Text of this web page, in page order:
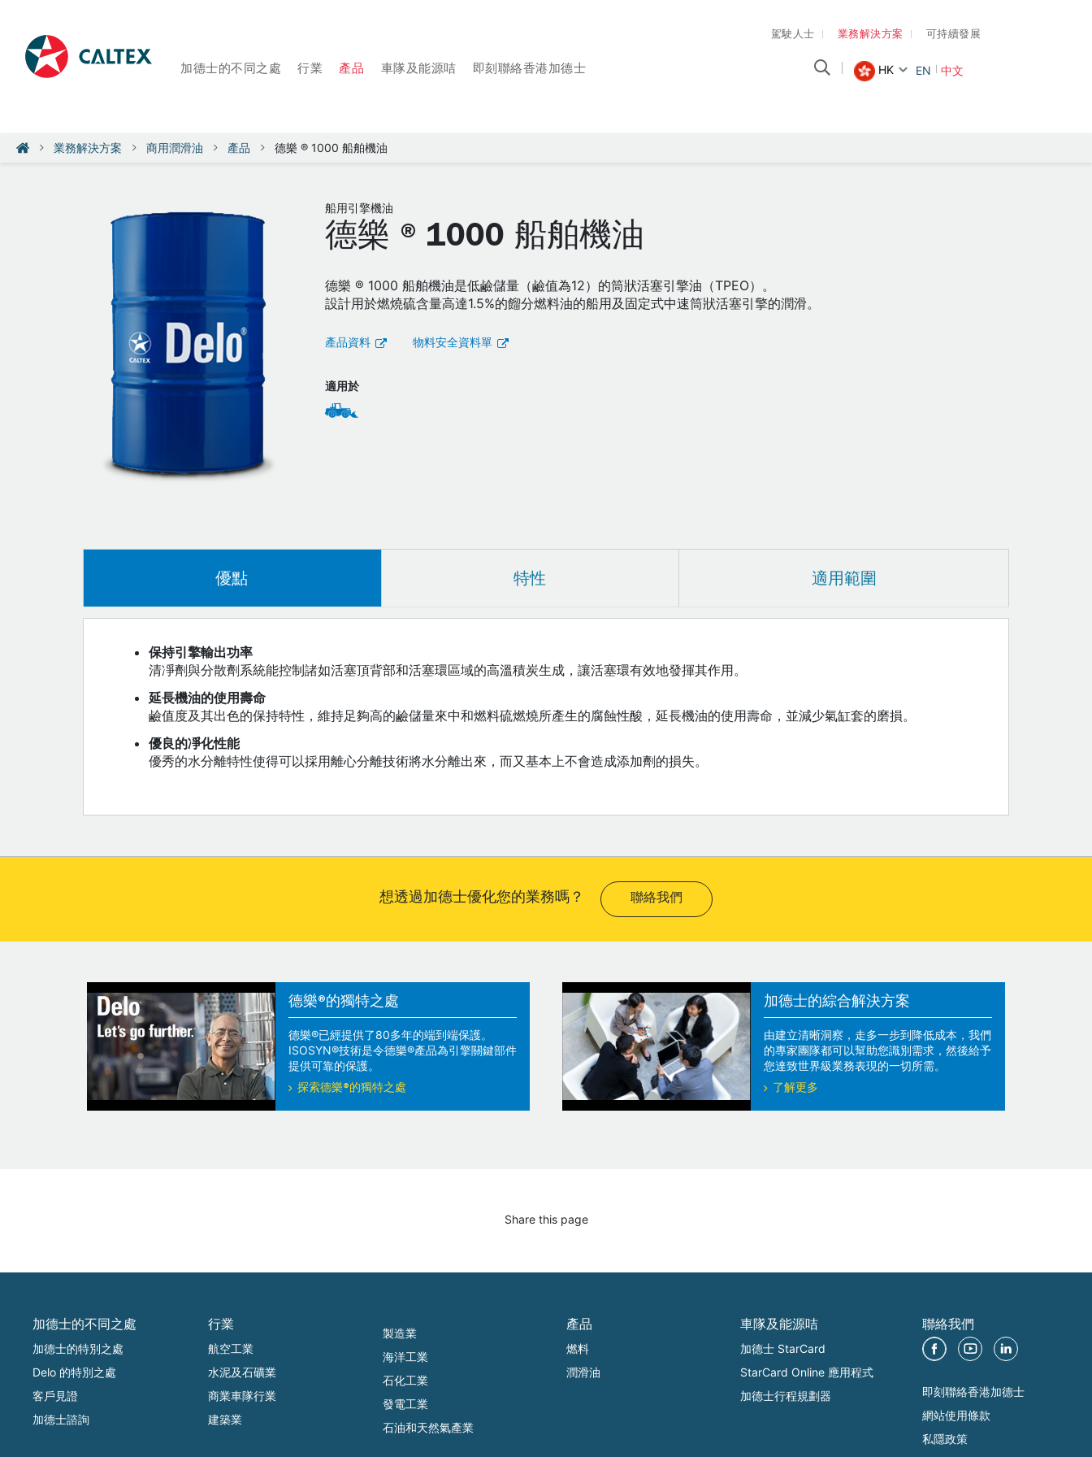
駕駛人士 業務解決方案 可持續發展
加德士的不同之處 行業 產品 車隊及能源咭 即刻聯絡香港加德士 HK EN 中文
業務解決方案 商用潤滑油 產品 德樂 ® 1000 船舶機油
船用引擎機油
德樂 ® 1000 船舶機油
德樂 ® 1000 船舶機油是低鹼儲量（鹼值為12）的筒狀活塞引擎油（TPEO）。
設計用於燃燒硫含量高達1.5%的餾分燃料油的船用及固定式中速筒狀活塞引擎的潤滑。
產品資料 物料安全資料單
適用於
優點 特性 適用範圍
保持引擎輸出功率
清凈劑與分散劑系統能控制諸如活塞頂背部和活塞環區域的高溫積炭生成，讓活塞環有效地發揮其作用。
延長機油的使用壽命
鹼值度及其出色的保持特性，維持足夠高的鹼儲量來中和燃料硫燃燒所產生的腐蝕性酸，延長機油的使用壽命，並減少氣缸套的磨損。
優良的凈化性能
優秀的水分離特性使得可以採用離心分離技術將水分離出來，而又基本上不會造成添加劑的損失。
想透過加德士優化您的業務嗎？ 聯絡我們
德樂®的獨特之處
德樂®已經提供了80多年的端到端保護。
ISOSYN®技術是令德樂®產品為引擎關鍵部件
提供可靠的保護。
探索德樂®的獨特之處
加德士的綜合解決方案
由建立清晰洞察，走多一步到降低成本，我們
的專家團隊都可以幫助您識別需求，然後給予
您達致世界級業務表現的一切所需。
了解更多
Share this page
加德士的不同之處
加德士的特別之處
Delo 的特別之處
客戶見證
加德士諮詢
行業
航空工業
水泥及石礦業
商業車隊行業
建築業
製造業
海洋工業
石化工業
發電工業
石油和天然氣產業
產品
燃料
潤滑油
車隊及能源咭
加德士 StarCard
StarCard Online 應用程式
加德士行程規劃器
聯絡我們
即刻聯絡香港加德士
網站使用條款
私隱政策